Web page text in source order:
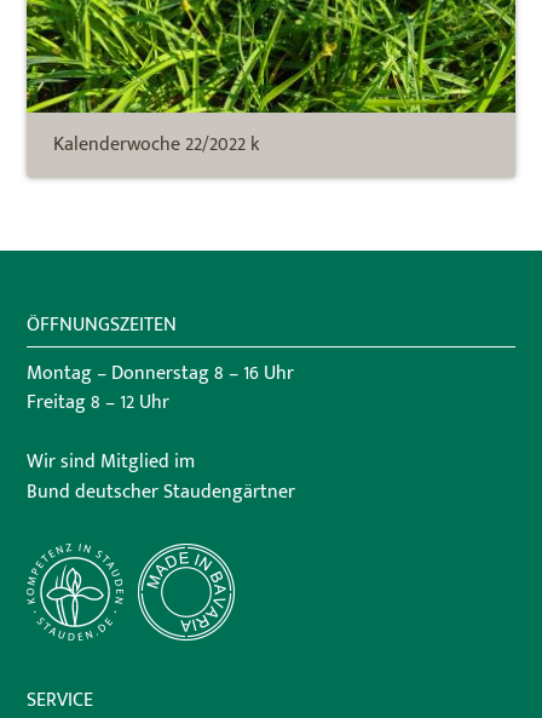
Kalenderwoche 22/2022 k
ÖFFNUNGSZEITEN
Montag – Donnerstag 8 – 16 Uhr
Freitag 8 – 12 Uhr
Wir sind Mitglied im
Bund deutscher Staudengärtner
SERVICE